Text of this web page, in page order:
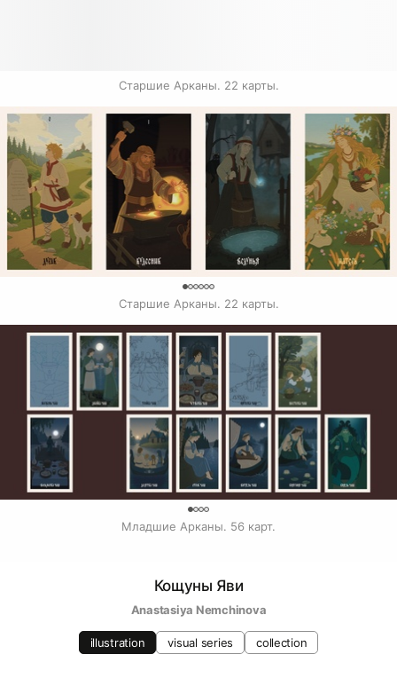
Старшие Арканы. 22 карты.
Старшие Арканы. 22 карты.
Младшие Арканы. 56 карт.
Кощуны Яви
Anastasiya Nemchinova
illustration visual series collection